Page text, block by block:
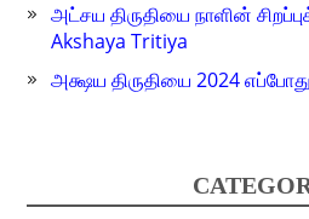
அட்சய திருதியை நாளின்
Akshaya Tritiya
அக்ஷய திருதியை 2024